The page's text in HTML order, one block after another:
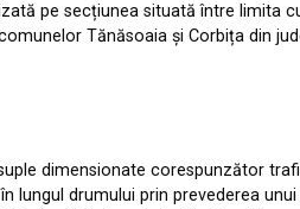
pe secțiunea situată între limita
Tănăsoaia și Corbița din
dimensionate corespunzător
lungul drumului prin prevederea